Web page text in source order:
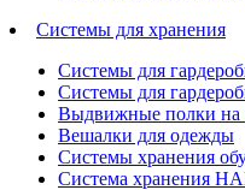
Системы для хранения
Системы для
Системы для
Выдвижные полки на
Вешалки для одежды
Системы хранения
Система хранения